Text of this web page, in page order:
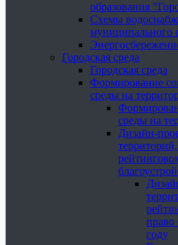
образования
Схемы
муниципального
Городская среда
Городская среда
Формирование
среды на
среды на
Дизайн-
право
году